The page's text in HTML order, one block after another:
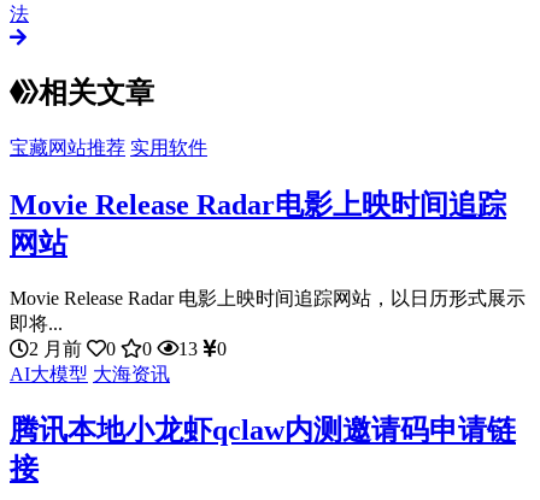
法
相关文章
宝藏网站推荐 实用软件
Movie Release Radar电影上映时间追踪
网站
Movie Release Radar 电影上映时间追踪网站，以日历形式展示
即将...
2 月前
0 0 13
0
AI大模型 大海资讯
腾讯本地小龙虾qclaw内测邀请码申请链
接